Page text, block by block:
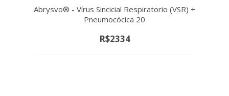
Abrysvo® - Vírus Sincicial Respiratorio (VSR) +
Pneumocócica 20
R$2334